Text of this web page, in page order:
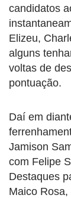
candidatos
Elizeu,
alguns
voltas de
pontuação.
Daí em
Jamison
com Felipe
Destaques
Maico